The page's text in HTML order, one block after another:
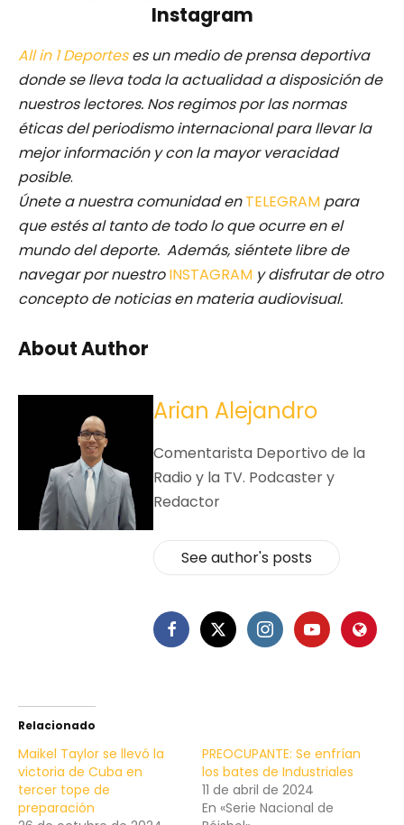
Instagram
All in 1 Deporteses un medio de prensa deportiva
donde se lleva toda la actualidad a disposición de
nuestros lectores. Nos regimos por las normas
éticas del periodismo internacional para llevar la
mejor información y con la mayor veracidad
posible.
Únete a nuestra comunidad enTELEGRAM para
que estés al tanto de todo lo que ocurre en el
mundo del deporte. Además, siéntete libre de
navegar por nuestro INSTAGRAM y disfrutar de otro
concepto de noticias en materia audiovisual.
About Author
Arian Alejandro
Comentarista Deportivo de la
Radio y la TV. Podcaster y
Redactor
See author's posts
Relacionado
Maikel Taylor se llevó la
victoria de Cuba en
tercer tope de
preparación
PREOCUPANTE: Se enfrían
los bates de Industriales
11 de abril de 2024
En «Serie Nacional de